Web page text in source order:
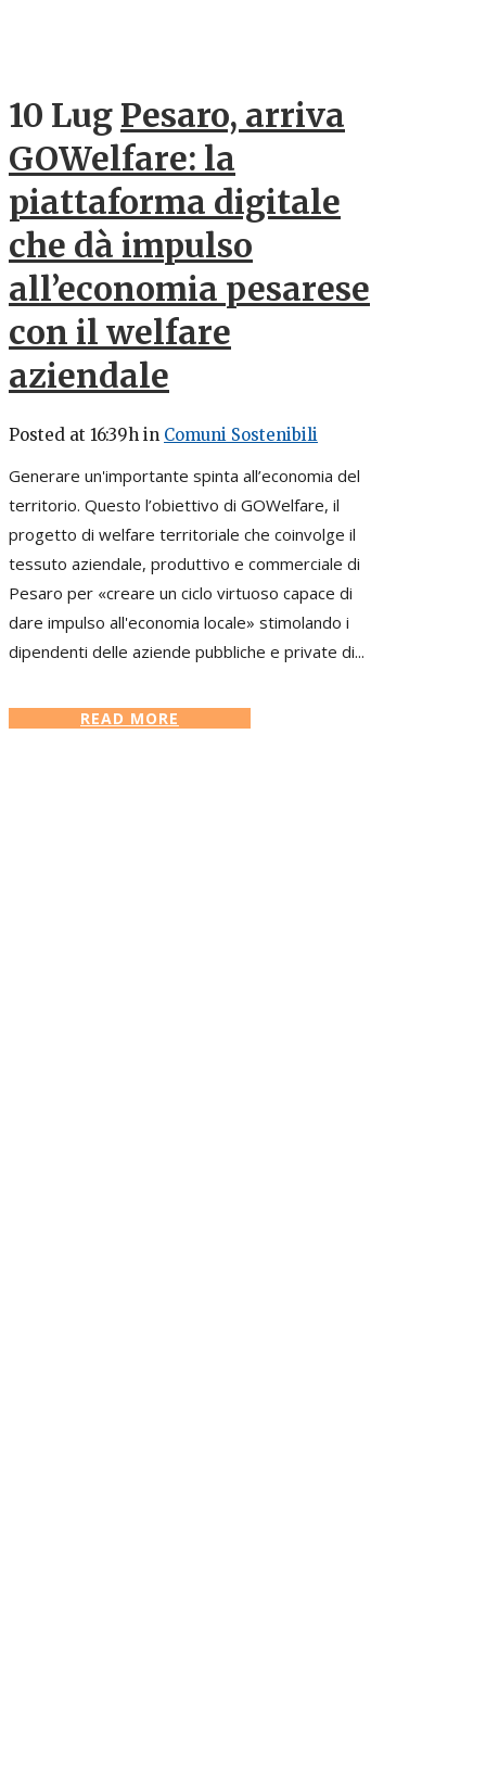
10 Lug Pesaro, arriva
GOWelfare: la
piattaforma digitale
che dà impulso
all’economia pesarese
con il welfare
aziendale
Posted at 16:39h in Comuni Sostenibili
Generare un'importante spinta all’economia del
territorio. Questo l’obiettivo di GOWelfare, il
progetto di welfare territoriale che coinvolge il
tessuto aziendale, produttivo e commerciale di
Pesaro per «creare un ciclo virtuoso capace di
dare impulso all'economia locale» stimolando i
dipendenti delle aziende pubbliche e private di...
READ MORE